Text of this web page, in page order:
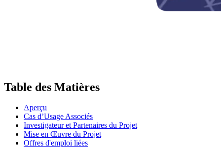
Table des Matières
Aperçu
Cas d’Usage Associés
Investigateur et Partenaires du Projet
Mise en Œuvre du Projet
Offres d'emploi liées